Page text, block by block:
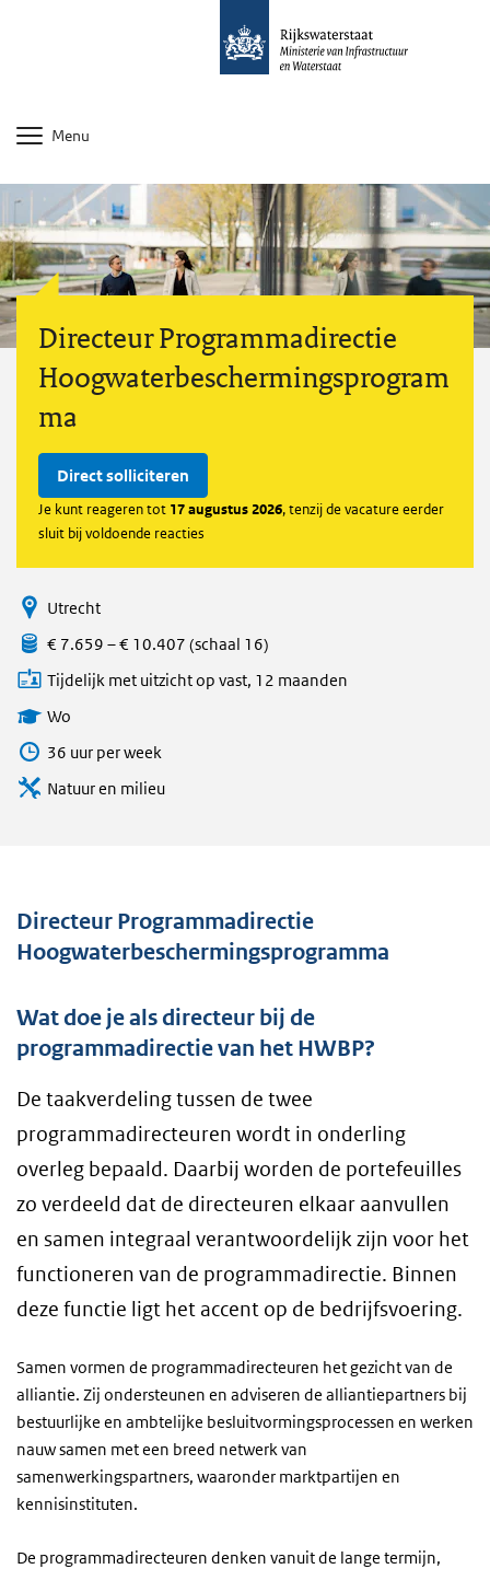
Menu
Directeur Programmadirectie
Hoogwaterbeschermingsprogram
ma
Direct solliciteren
Je kunt reageren tot 17 augustus 2026, tenzij de vacature eerder
sluit bij voldoende reacties
Utrecht
€ 7.659 – € 10.407 (schaal 16)
Tijdelijk met uitzicht op vast, 12 maanden
Wo
36 uur per week
Natuur en milieu
Directeur Programmadirectie
Hoogwaterbeschermingsprogramma
Wat doe je als directeur bij de
programmadirectie van het HWBP?
De taakverdeling tussen de twee
programmadirecteuren wordt in onderling
overleg bepaald. Daarbij worden de portefeuilles
zo verdeeld dat de directeuren elkaar aanvullen
en samen integraal verantwoordelijk zijn voor het
functioneren van de programmadirectie. Binnen
deze functie ligt het accent op de bedrijfsvoering.
Samen vormen de programmadirecteuren het gezicht van de
alliantie. Zij ondersteunen en adviseren de alliantiepartners bij
bestuurlijke en ambtelijke besluitvormingsprocessen en werken
nauw samen met een breed netwerk van
samenwerkingspartners, waaronder marktpartijen en
kennisinstituten.
De programmadirecteuren denken vanuit de lange termijn,